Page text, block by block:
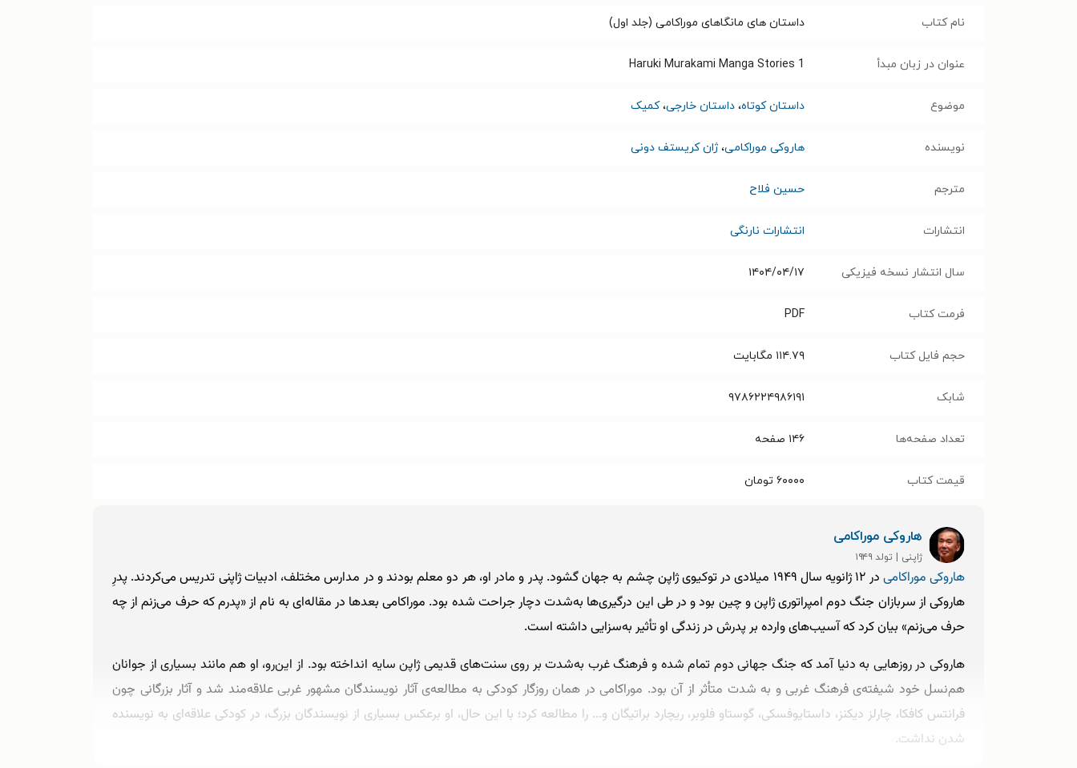
نام کتاب داستان های مانگاهای موراکامی (جلد اول)
عنوان در زبان مبدأ Haruki Murakami Manga Stories 1
موضوع داستان کوتاه، داستان خارجی،کمیک
نویسنده هاروکی موراکامی،ژان کریستف دونی
مترجم حسین فلاح
انتشارات انتشارات نارنگی
سال انتشار نسخه فیزیکی ۱۴۰۴/۰۴/۱۷
فرمت کتاب PDF
حجم فایل کتاب ۱۱۴.۷۹ مگابایت
شابک ۹۷۸۶۲۲۴۹۸۶۱۹۱
تعداد صفحه‌ها ۱۴۶ صفحه
قیمت کتاب ۶۰۰۰۰ تومان
هاروکی موراکامی
ژاپنی | تولد ۱۹۴۹
هاروکی موراکامی
در ۱۲ ژانویه سال ۱۹۴۹ میلادی در توکیوی ژاپن چشم به جهان گشود. پدر و مادر او، هر دو معلم بودند و در مدارس مختلف، ادبیات ژاپنی تدریس می‌کردند. پدرِ
هاروکی از سربازان جنگ دوم امپراتوری ژاپن و چین بود و در طی این درگیری‌ها به‌شدت دچار جراحت شده بود. موراکامی بعدها در مقاله‌ای به نام از «پدرم که حرف می‌زنم از چه
حرف می‌زنم» بیان کرد که آسیب‌های وارده بر پدرش در زندگی او تأثیر به‌سزایی داشته است.
هاروکی در روزهایی به دنیا آمد که جنگ جهانی دوم تمام شده و فرهنگ غرب به‌شدت بر روی سنت‌های قدیمی ژاپن سایه انداخته بود. از این‌رو، او هم مانند بسیاری از جوانان
هم‌نسل خود شیفته‌ی فرهنگ غربی و به شدت متأثر از آن بود. موراکامی در همان روزگار کودکی به مطالعه‌ی آثار نویسندگان مشهور غربی علاقه‌مند شد و آثار بزرگانی چون
فرانتس کافکا، چارلز دیکنز، داستایوفسکی، گوستاو فلوبر، ریچارد براتیگان و... را مطالعه کرد؛ با این حال، او برعکس بسیاری از نویسندگان بزرگ، در کودکی علاقه‌ای به نویسنده
شدن نداشت.